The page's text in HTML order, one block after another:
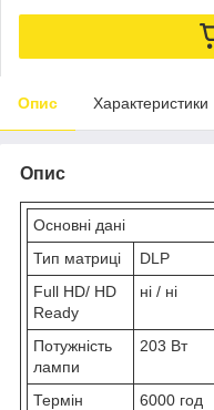
Опис Характеристики
Опис
Основні дані
Тип матриці
DLP
Full HD/ HD
Ready
ні / ні
Потужність
лампи
203 Вт
Термін
6000 год